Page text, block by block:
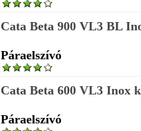
Cata Beta 900 VL3 BL
Páraelszívó
Cata Beta 600 VL3 Inox
Páraelszívó